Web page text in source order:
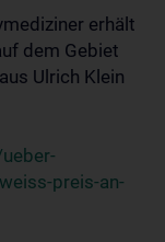
erhält
dem Gebiet
Ulrich Klein
preis-an-